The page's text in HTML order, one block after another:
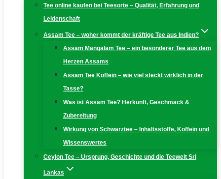
Tee online kaufen bei Teesorte – Qualität, Erfahrung und
Leidenschaft
Assam Tee – woher kommt der kräftige Tee aus Indien?
Assam Mangalam Tee – ein besonderer Tee aus dem
Herzen Assams
Assam Tee Koffein – wie viel steckt wirklich in der
Tasse?
Was ist Assam Tee? Herkunft, Geschmack &
Zubereitung
Wirkung von Schwarztee – Inhaltsstoffe, Koffein und
Wissenswertes
Ceylon Tee – Ursprung, Geschichte und die Teewelt Sri
Lankas